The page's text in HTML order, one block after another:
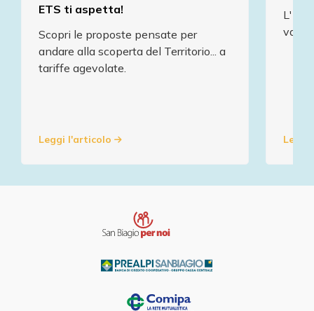
ETS ti aspetta!
Scopri le proposte pensate per
andare alla scoperta del Territorio... a
tariffe agevolate.
Leggi l'articolo
L'
va in